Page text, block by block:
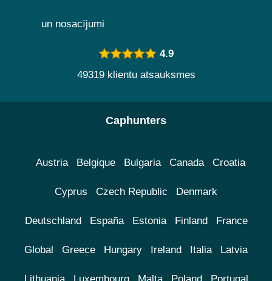
un nosacījumi
4.9
49319 klientu atsauksmes
Caphunters
Austria Belgique Bulgaria Canada Croatia
Cyprus Czech Republic Denmark
Deutschland España Estonia Finland France
Global Greece Hungary Ireland Italia Latvia